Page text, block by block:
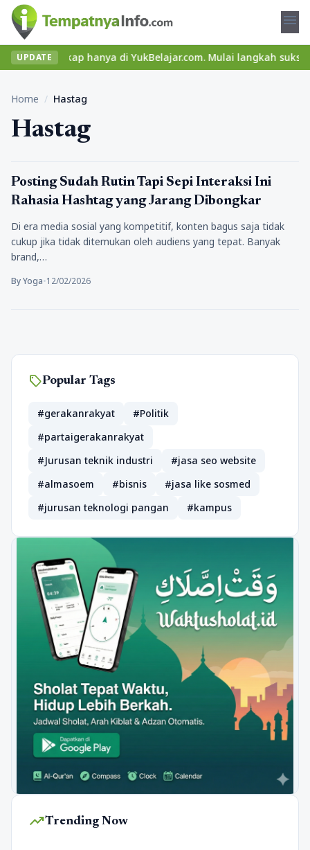
menu
UPDATE
lengkap hanya di YukBelajar.com. Mulai langkah
Home / Hastag
Hastag
Tips Trik
Posting Sudah Rutin Tapi Sepi Interaksi Ini
Rahasia Hashtag yang Jarang Dibongkar
Di era media sosial yang kompetitif, konten bagus saja tidak
cukup jika tidak ditemukan oleh audiens yang tepat. Banyak
brand,…
By Yoga•12/02/2026
sellPopular Tags
#gerakanrakyat
#Politik
#partaigerakanrakyat
#Jurusan teknik industri
#jasa seo website
#almasoem
#bisnis
#jasa like sosmed
#jurusan teknologi pangan
#kampus
trending_upTrending Now